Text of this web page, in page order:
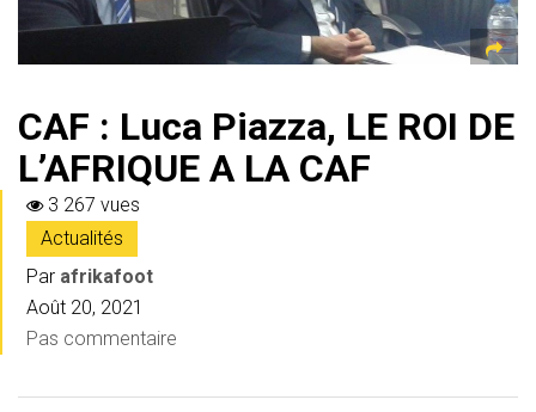
CAF : Luca Piazza, LE ROI DE
L’AFRIQUE A LA CAF
3 267 vues
Actualités
Par afrikafoot
Août 20, 2021
Pas commentaire